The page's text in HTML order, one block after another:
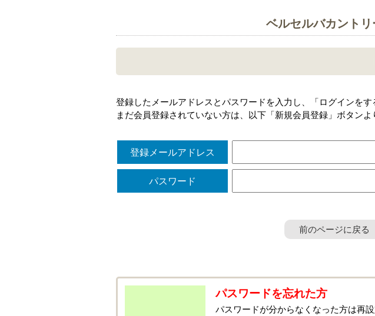
ベルセルバカントリ
登録したメールアドレスとパスワードを入力し、「ログインを
まだ会員登録されていない方は、以下「新規会員登録」ボタンよ
登録メールアドレス
パスワード
前のページに戻る
パスワードを忘れた方
パスワードが分からなくなった方は再設